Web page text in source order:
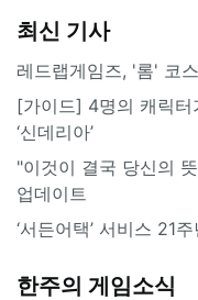
최신 기사
레드랩게임즈, '롬' 코
[가이드] 4명의 캐릭
‘신데리아’
"이것이 결국 당신의
업데이트
‘서든어택’ 서비스 21
한주의 게임소식